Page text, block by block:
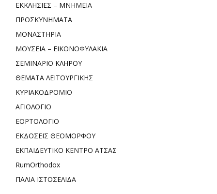
ΕΚΚΛΗΣΙΕΣ – ΜΝΗΜΕΙΑ
ΠΡΟΣΚΥΝΗΜΑΤΑ
ΜΟΝΑΣΤΗΡΙΑ
ΜΟΥΣΕΙΑ – ΕΙΚΟΝΟΦΥΛΑΚΙΑ
ΣΕΜΙΝΑΡΙΟ ΚΛΗΡΟΥ
ΘΕΜΑΤΑ ΛΕΙΤΟΥΡΓΙΚΗΣ
ΚΥΡΙΑΚΟΔΡΟΜΙΟ
ΑΓΙΟΛΟΓΙΟ
ΕΟΡΤΟΛΟΓΙΟ
ΕΚΔΟΣΕΙΣ ΘΕΟΜΟΡΦΟΥ
ΕΚΠΑΙΔΕΥΤΙΚΟ ΚΕΝΤΡΟ ΑΤΣΑΣ
RumOrthodox
ΠΑΛΙΑ ΙΣΤΟΣΕΛΙΔΑ